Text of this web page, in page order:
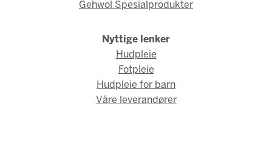
Gehwol Spesialprodukter
Nyttige lenker
Hudpleie
Fotpleie
Hudpleie for barn
Våre leverandører